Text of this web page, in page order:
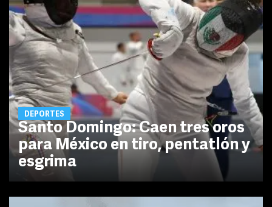
DEPORTES
Santo Domingo: Caen tres oros
para México en tiro, pentatlón y
esgrima